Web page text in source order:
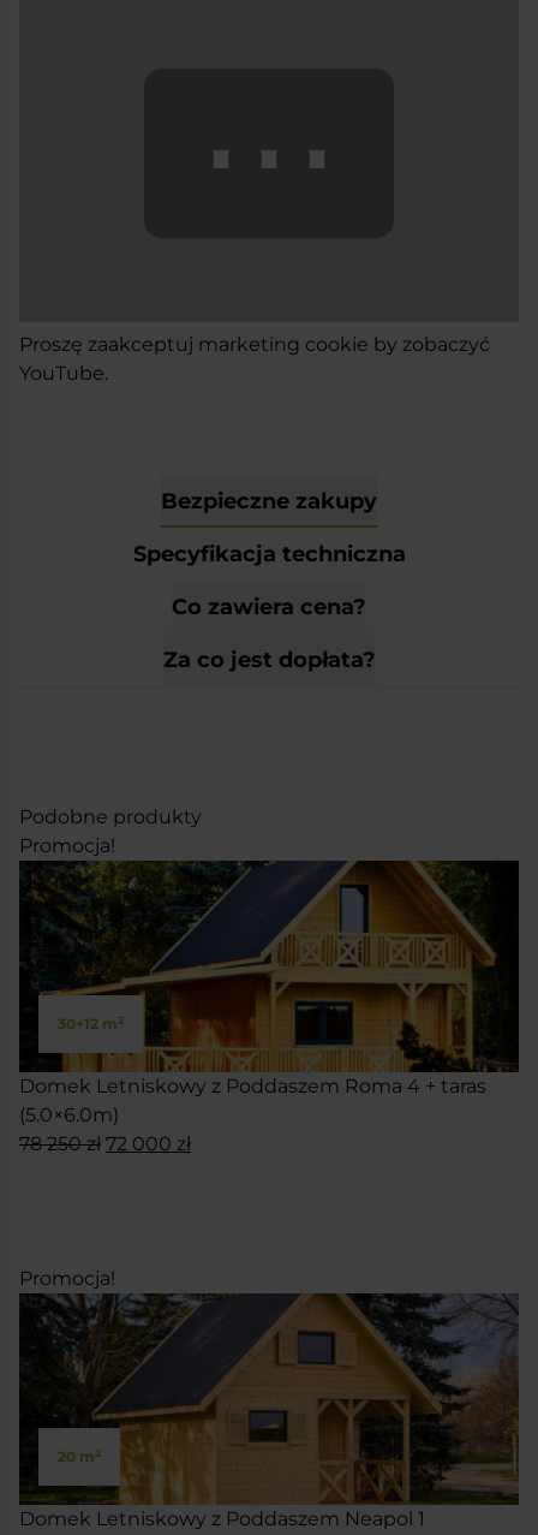
⋯
Proszę zaakceptuj marketing cookie by zobaczyć
YouTube.
Bezpieczne zakupy
Specyfikacja techniczna
Co zawiera cena?
Za co jest dopłata?
Podobne produkty
Promocja!
30+12 m2
Domek Letniskowy z Poddaszem Roma 4 + taras
(5.0×6.0m)
78 250zł Pierwotna
72 000 złAktualna
Promocja!
20 m2
Domek Letniskowy z Poddaszem Neapol 1